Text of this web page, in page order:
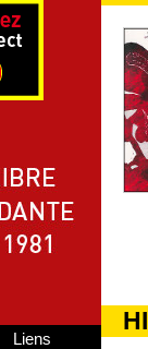
Liens